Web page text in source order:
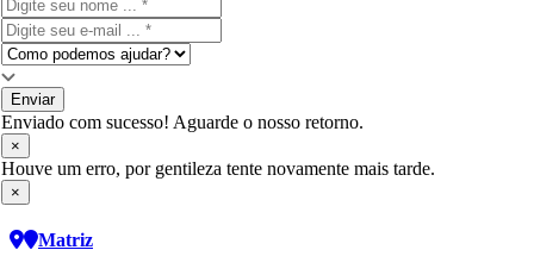
Enviar
Enviado com sucesso! Aguarde o nosso retorno.
×
Houve um erro, por gentileza tente novamente mais tarde.
×
Matriz